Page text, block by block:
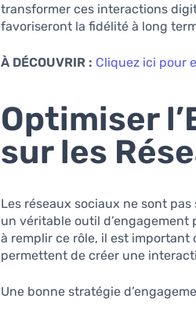
transformer ces interactions
favoriseront la fidélité à long
À DÉCOUVRIR : Cliquez ici pour
Optimiser
sur les
Les réseaux sociaux ne sont
un véritable outil d’engagement
à remplir ce rôle, il est
permettent de créer une
Une bonne stratégie